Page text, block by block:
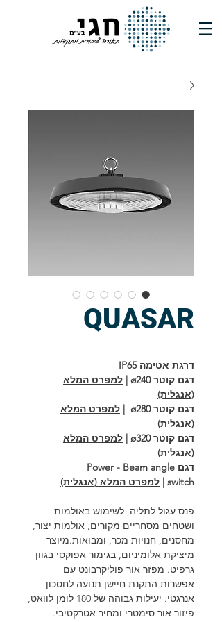
QUASAR
דרגת אטימה IP65
דגם קוטר ø240 |
למפרט המלא
(אנגלית)
דגם קוטר ø280 |
למפרט המלא
(אנגלית)
דגם קוטר ø320 |
למפרט המלא
(אנגלית)
דגם Power - Beam angle
switch |
למפרט המלא (אנגלית)
פנס עגול לתליה, לשימוש באולמות
ושטחים מסחריים מקורים, אולמות יצור,
מחסנים, חנויות מכר, ומבואות. מיוצר
מיציקת אלומיניום, בגימור אפוקסי בגוון
גרפיט. מפזר אור פוליקרבונט עם
אפשרות התקנת חיישן תנועה לחסכון
אנרגטי. יעילות גבוהה של 180 לומן לוואט,
פיזור אור סימטרי ומחיר אטרקטיבי.